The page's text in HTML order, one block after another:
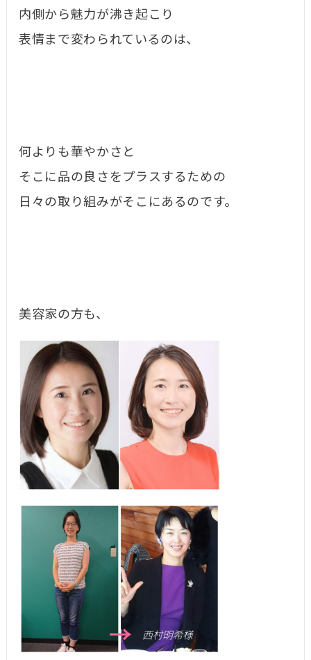
内側から魅力が沸き起こり
表情まで変わられているのは、
何よりも華やかさと
そこに品の良さをプラスするための
日々の取り組みがそこにあるのです。
美容家の方も、